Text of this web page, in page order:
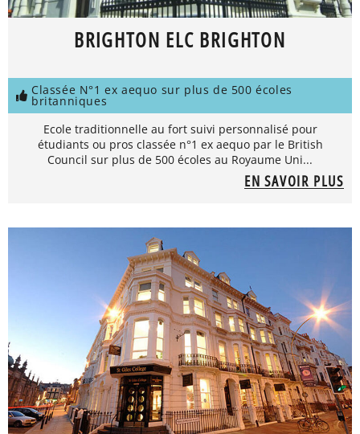
BRIGHTON ELC BRIGHTON
Classée N°1 ex aequo sur plus de 500 écoles
britanniques
Ecole traditionnelle au fort suivi personnalisé pour
étudiants ou pros classée n°1 ex aequo par le British
Council sur plus de 500 écoles au Royaume Uni...
EN SAVOIR PLUS